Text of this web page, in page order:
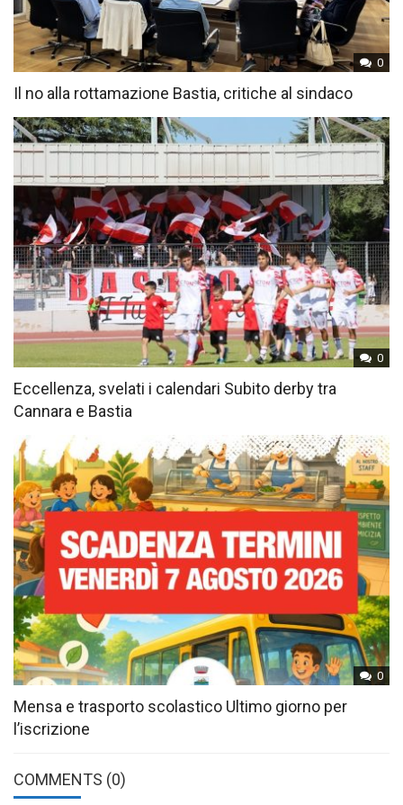
0
Il no alla rottamazione Bastia, critiche al sindaco
0
Eccellenza, svelati i calendari Subito derby tra
Cannara e Bastia
0
Mensa e trasporto scolastico Ultimo giorno per
l’iscrizione
COMMENTS (0)